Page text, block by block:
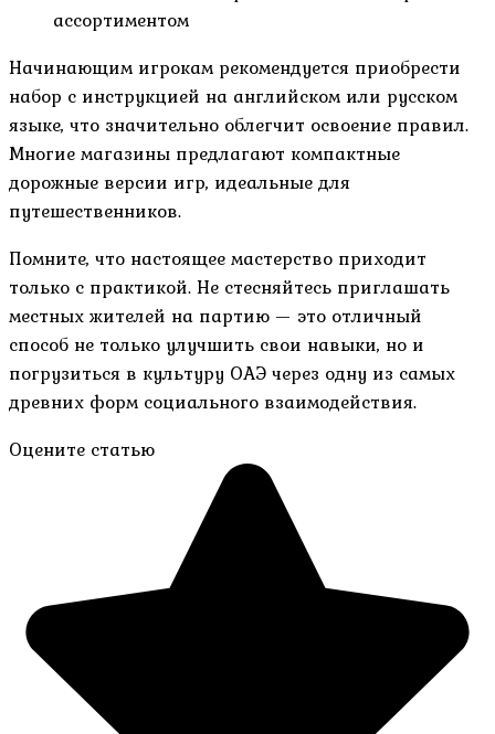
ассортиментом
Начинающим игрокам рекомендуется приобрести
набор с инструкцией на английском или русском
языке, что значительно облегчит освоение правил.
Многие магазины предлагают компактные
дорожные версии игр, идеальные для
путешественников.
Помните, что настоящее мастерство приходит
только с практикой. Не стесняйтесь приглашать
местных жителей на партию — это отличный
способ не только улучшить свои навыки, но и
погрузиться в культуру ОАЭ через одну из самых
древних форм социального взаимодействия.
Оцените статью